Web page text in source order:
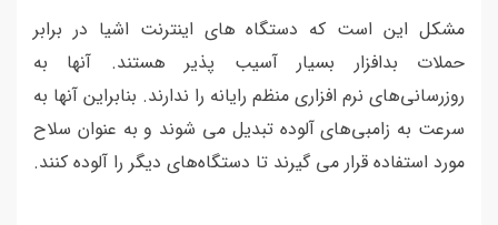
مشکل این است که دستگاه های اینترنت اشیا در برابر
حملات بدافزار بسیار آسیب پذیر هستند. آنها به
روزرسانی‌های نرم افزاری منظم رایانه را ندارند. بنابراین آنها به
سرعت به زامبی‌های آلوده تبدیل می شوند و به عنوان سلاح
مورد استفاده قرار می گیرند تا دستگاه‌های دیگر را آلوده کنند.